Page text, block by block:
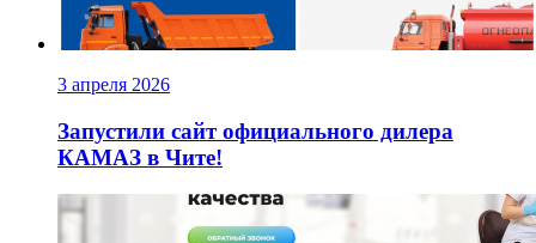
3 апреля 2026
Запустили сайт официального дилера
КАМАЗ в Чите!